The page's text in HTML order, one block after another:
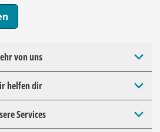
von uns
helfen dir
Services